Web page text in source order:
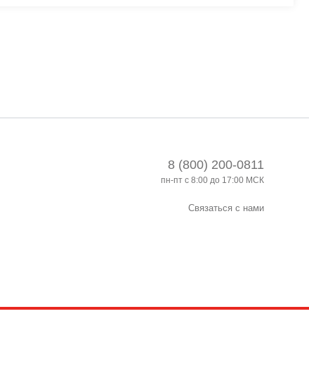
8 (800) 200-0811
пн-пт с 8:00 до 17:00 МСК
Связаться с нами